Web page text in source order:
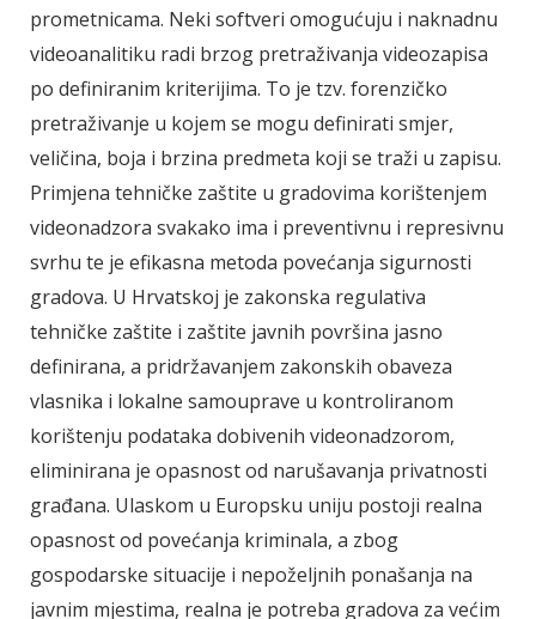
prometnicama. Neki softveri omogućuju i naknadnu
videoanalitiku radi brzog pretraživanja videozapisa
po definiranim kriterijima. To je tzv. forenzičko
pretraživanje u kojem se mogu definirati smjer,
veličina, boja i brzina predmeta koji se traži u zapisu.
Primjena tehničke zaštite u gradovima korištenjem
videonadzora svakako ima i preventivnu i represivnu
svrhu te je efikasna metoda povećanja sigurnosti
gradova. U Hrvatskoj je zakonska regulativa
tehničke zaštite i zaštite javnih površina jasno
definirana, a pridržavanjem zakonskih obaveza
vlasnika i lokalne samouprave u kontroliranom
korištenju podataka dobivenih videonadzorom,
eliminirana je opasnost od narušavanja privatnosti
građana. Ulaskom u Europsku uniju postoji realna
opasnost od povećanja kriminala, a zbog
gospodarske situacije i nepoželjnih ponašanja na
javnim mjestima, realna je potreba gradova za većim